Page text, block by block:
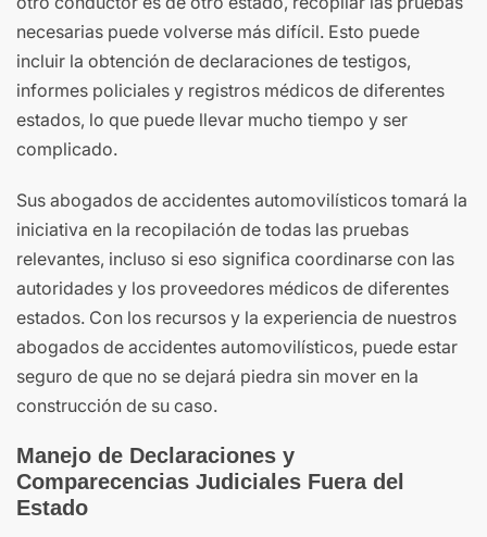
necesarias puede volverse más difícil. Esto puede
incluir la obtención de declaraciones de testigos,
informes policiales y registros médicos de diferentes
estados, lo que puede llevar mucho tiempo y ser
complicado.
Sus abogados de accidentes automovilísticos tomará la
iniciativa en la recopilación de todas las pruebas
relevantes, incluso si eso significa coordinarse con las
autoridades y los proveedores médicos de diferentes
estados. Con los recursos y la experiencia de nuestros
abogados de accidentes automovilísticos, puede estar
seguro de que no se dejará piedra sin mover en la
construcción de su caso.
Manejo de Declaraciones y
Comparecencias Judiciales Fuera del
Estado